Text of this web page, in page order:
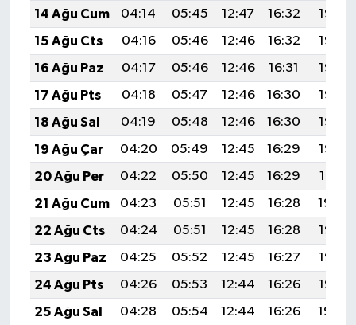
14 Ağu Cum
04:14 05:45 12:47 16:32
19:38
15 Ağu Cts
04:16 05:46 12:46 16:32
19:37
16 Ağu Paz
04:17 05:46 12:46 16:31
19:36
17 Ağu Pts
04:18 05:47 12:46 16:30
19:35
18 Ağu Sal
04:19 05:48 12:46 16:30
19:33
19 Ağu Çar
04:20 05:49 12:45 16:29
19:32
20 Ağu Per
04:22 05:50 12:45 16:29
19:31
21 Ağu Cum
04:23 05:51 12:45 16:28
19:29
22 Ağu Cts
04:24 05:51 12:45 16:28
19:28
23 Ağu Paz
04:25 05:52 12:45 16:27
19:27
24 Ağu Pts
04:26 05:53 12:44 16:26
19:25
25 Ağu Sal
04:28 05:54 12:44 16:26 19:24